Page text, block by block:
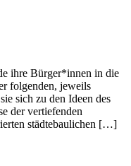
ihre Bürger*innen in die
folgenden, jeweils
sich zu den Ideen des
der vertiefenden
städtebaulichen […]